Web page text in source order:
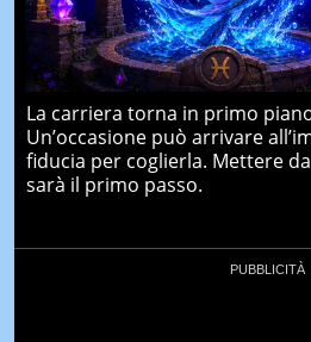
La carriera torna in primo
Un’occasione può arrivare
fiducia per coglierla. Mettere
sarà il primo passo.